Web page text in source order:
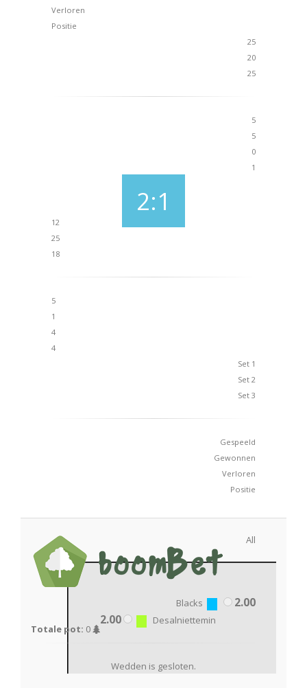
Verloren
Positie
25
20
25
5
5
0
1
2:1
12
25
18
5
1
4
4
Set 1
Set 2
Set 3
Gespeeld
Gewonnen
Verloren
Positie
Totale pot: 0
All
Blacks
2.00
2.00
Desalniettemin
Wedden is gesloten.